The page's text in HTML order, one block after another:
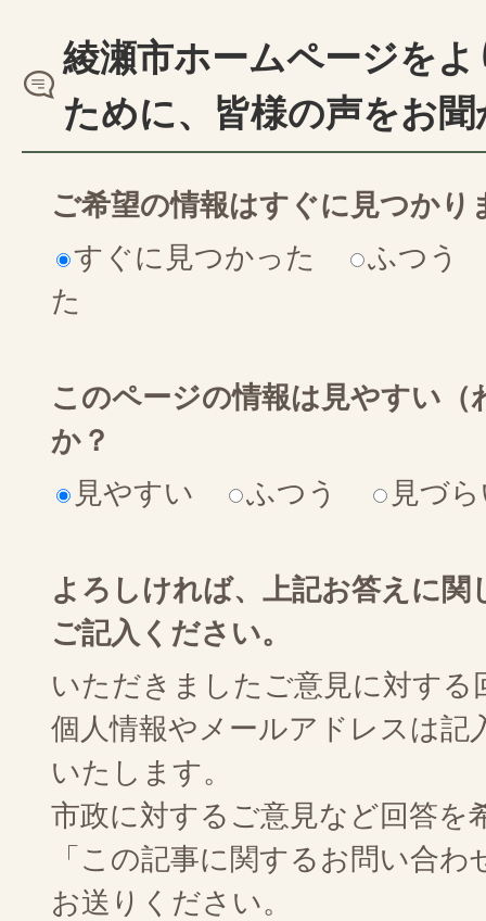
綾瀬市ホームページを
ために、皆様の声をお
ご希望の情報はすぐに見つかり
すぐに見つかった
ふつう
た
このページの情報は見やすい
か？
見やすい
ふつう 見づ
よろしければ、上記お答えに関
ご記入ください。
いただきましたご意見に対す
個人情報やメールアドレスは記
いたします。
市政に対するご意見など回答を
「この記事に関するお問い合
お送りください。